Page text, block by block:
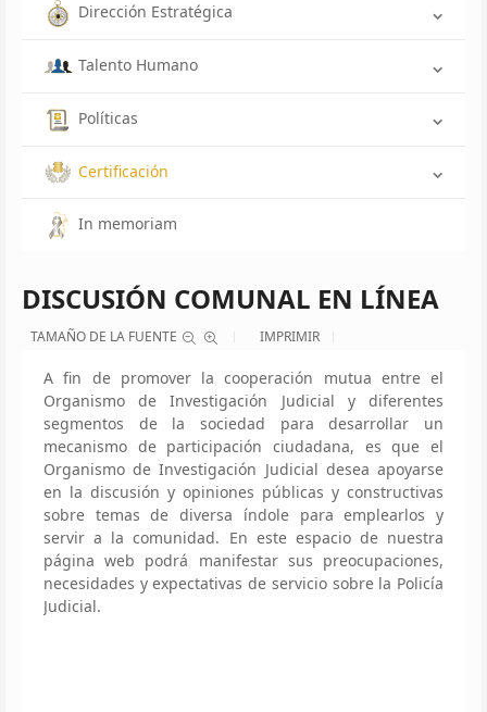
Dirección Estratégica
Talento Humano
Políticas
Certificación
In memoriam
DISCUSIÓN COMUNAL EN LÍNEA
TAMAÑO DE LA FUENTE IMPRIMIR
A fin de promover la cooperación mutua entre el
Organismo de Investigación Judicial y diferentes
segmentos de la sociedad para desarrollar un
mecanismo de participación ciudadana, es que el
Organismo de Investigación Judicial desea apoyarse
en la discusión y opiniones públicas y constructivas
sobre temas de diversa índole para emplearlos y
servir a la comunidad. En este espacio de nuestra
página web podrá manifestar sus preocupaciones,
necesidades y expectativas de servicio sobre la Policía
Judicial.